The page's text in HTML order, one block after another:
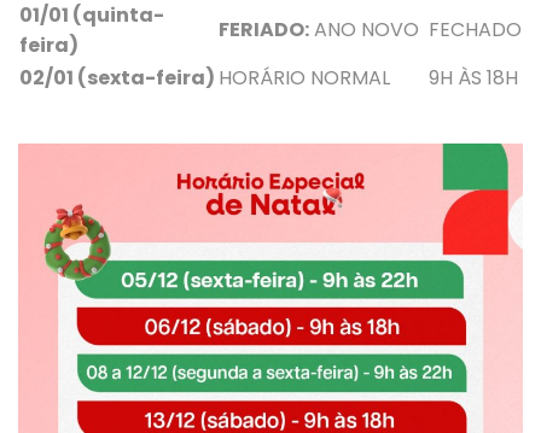
01/01 (quinta-
feira)
FERIADO:ANO NOVO FECHADO
02/01 (sexta-feira) HORÁRIO NORMAL 9H ÀS 18H